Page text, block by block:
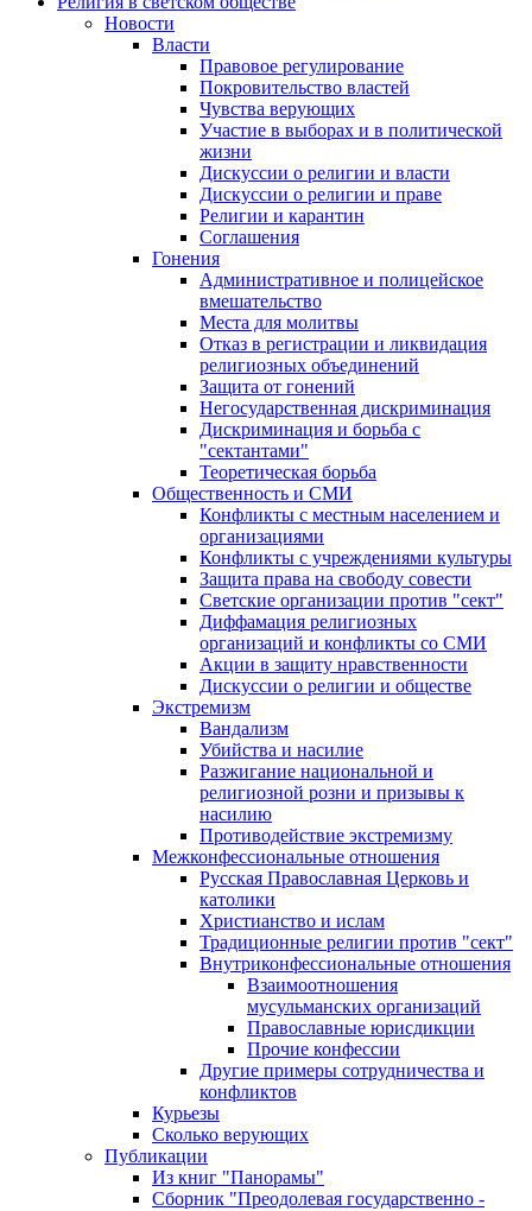
Новости
Власти
Правовое регулирование
Покровительство властей
Чувства верующих
Участие в выборах и в политической
жизни
Дискуссии о религии и власти
Дискуссии о религии и праве
Религии и карантин
Соглашения
Гонения
Административное и полицейское
вмешательство
Места для молитвы
Отказ в регистрации и ликвидация
религиозных объединений
Защита от гонений
Негосударственная дискриминация
Дискриминация и борьба с
"сектантами"
Теоретическая борьба
Общественность и СМИ
Конфликты с местным населением и
организациями
Конфликты с учреждениями культуры
Защита права на свободу совести
Светские организации против "сект"
Диффамация религиозных
организаций и конфликты со СМИ
Акции в защиту нравственности
Дискуссии о религии и обществе
Экстремизм
Вандализм
Убийства и насилие
Разжигание национальной и
религиозной розни и призывы к
насилию
Противодействие экстремизму
Межконфессиональные отношения
Русская Православная Церковь и
католики
Христианство и ислам
Традиционные религии против "сект"
Внутриконфессиональные отношения
Взаимоотношения
мусульманских организаций
Православные юрисдикции
Прочие конфессии
Другие примеры сотрудничества и
конфликтов
Курьезы
Сколько верующих
Публикации
Из книг "Панорамы"
Сборник "Преодолевая государственно -